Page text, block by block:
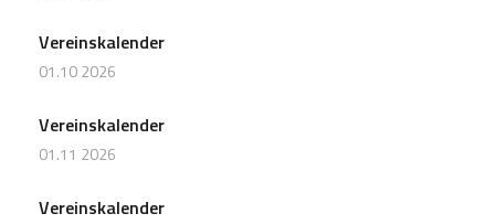
Vereinskalender
01.10 2026
Vereinskalender
01.11 2026
Vereinskalender